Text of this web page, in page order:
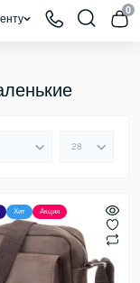
0
Хит Акция